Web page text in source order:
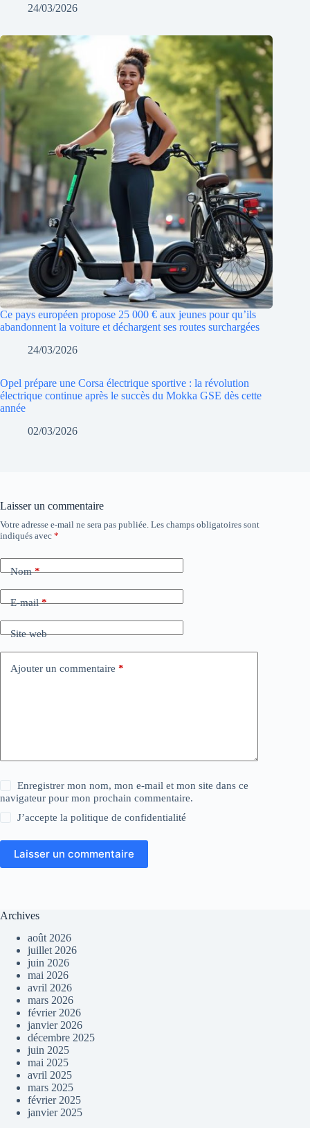
24/03/2026
Ce pays européen propose 25 000 € aux jeunes pour qu’ils
abandonnent la voiture et déchargent ses routes surchargées
24/03/2026
Opel prépare une Corsa électrique sportive : la révolution
électrique continue après le succès du Mokka GSE dès cette
année
02/03/2026
Laisser un commentaire
Votre adresse e-mail ne sera pas publiée. Les champs obligatoires sont
indiqués avec *
Nom*
E-mail*
Site web
Ajouter un commentaire *
Enregistrer mon nom, mon e-mail et mon site dans ce
navigateur pour mon prochain commentaire.
J’accepte lapolitique de confidentialité
Laisser un commentaire
Archives
août 2026
juillet 2026
juin 2026
mai 2026
avril 2026
mars 2026
février 2026
janvier 2026
décembre 2025
juin 2025
mai 2025
avril 2025
mars 2025
février 2025
janvier 2025